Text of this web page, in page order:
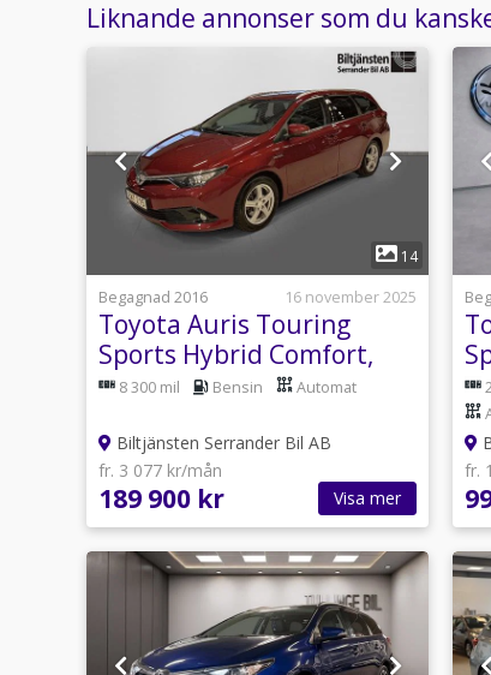
Liknande annonser som du
1
14
Begagnad 2016
16 november 2025
Toyota Auris Touring
Sports Hybrid Comfort,
Intense Edition Euro 6
8 300 mil Bensin Automat
Biltjänsten Serrander Bil AB
fr. 3 077 kr/mån
189 900 kr Visa mer
fr.